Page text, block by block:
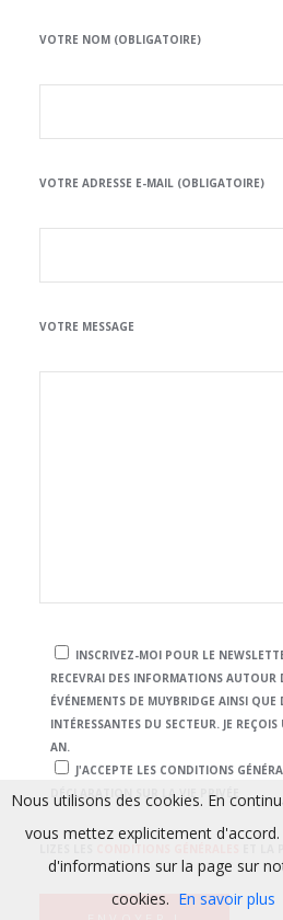
VOTRE NOM (OBLIGATOIRE)
VOTRE ADRESSE E-MAIL (OBLIGATOIRE)
VOTRE MESSAGE
INSCRIVEZ-MOI POUR LE
RECEVRAI DES INFORMATIONS AUTOUR
ÉVÉNEMENTS DE MUYBRIDGE AINSI QUE
INTÉRESSANTES DU SECTEUR. JE
AN.
J'ACCEPTE LES CONDITIONS
DÉCLARATION SUR LA VIE PRIVÉE
CONDITIONS GÉNÉRALES ET LA
Nous utilisons des cookies. En
vous mettez explicitement
d'informations sur la page sur
cookies. En savoir plus